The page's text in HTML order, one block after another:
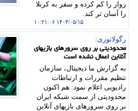
زوار را کم کرده و سفر به کربلا
را آسان تر کند.
۱۴۰۴/۰۵/۱۵ ۱۰:۲۱:۰۶
رگولاتوری:
محدودیتی بر روی سرورهای بازیهای
آنلاین اعمال نشده است
به گزارش ما دیجیتال، سازمان
تنظیم مقررات و ارتباطات
رادیویی اعلام نمود: هم اکنون
محدودیتی از سمت شبکه ایران
بر روی سرورهای بازیهای آنلاین